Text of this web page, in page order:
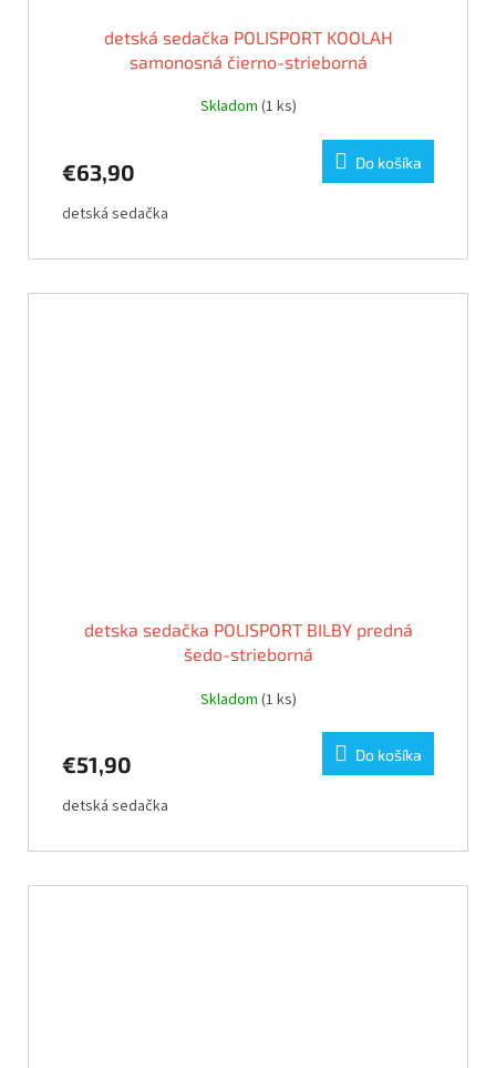
detská sedačka POLISPORT KOOLAH
samonosná čierno-strieborná
Skladom (1 ks)
€63,90 Do košíka
detská sedačka
detska sedačka POLISPORT BILBY predná
šedo-strieborná
Skladom (1 ks)
€51,90 Do košíka
detská sedačka